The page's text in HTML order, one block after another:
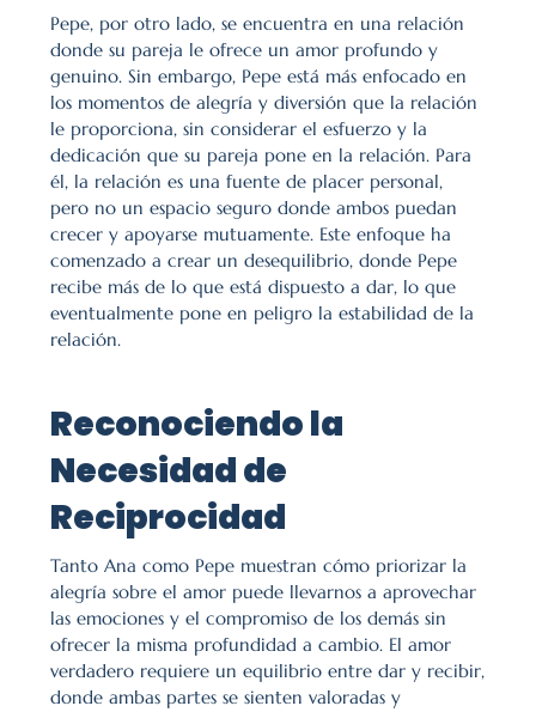
Pepe, por otro lado, se encuentra en una relación
donde su pareja le ofrece un amor profundo y
genuino. Sin embargo, Pepe está más enfocado en
los momentos de alegría y diversión que la relación
le proporciona, sin considerar el esfuerzo y la
dedicación que su pareja pone en la relación. Para
él, la relación es una fuente de placer personal,
pero no un espacio seguro donde ambos puedan
crecer y apoyarse mutuamente. Este enfoque ha
comenzado a crear un desequilibrio, donde Pepe
recibe más de lo que está dispuesto a dar, lo que
eventualmente pone en peligro la estabilidad de la
relación.
Reconociendo la
Necesidad de
Reciprocidad
Tanto Ana como Pepe muestran cómo priorizar la
alegría sobre el amor puede llevarnos a aprovechar
las emociones y el compromiso de los demás sin
ofrecer la misma profundidad a cambio. El amor
verdadero requiere un equilibrio entre dar y recibir,
donde ambas partes se sienten valoradas y